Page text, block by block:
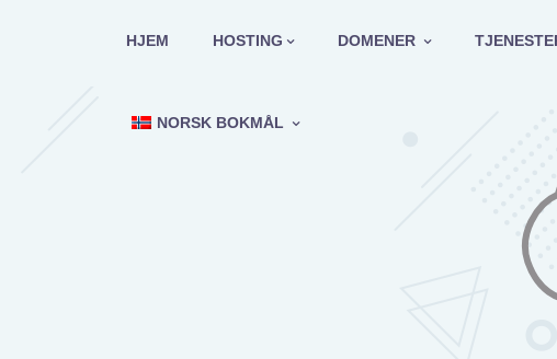
HJEM HOSTING DOMENER
NORSK BOKMÅL